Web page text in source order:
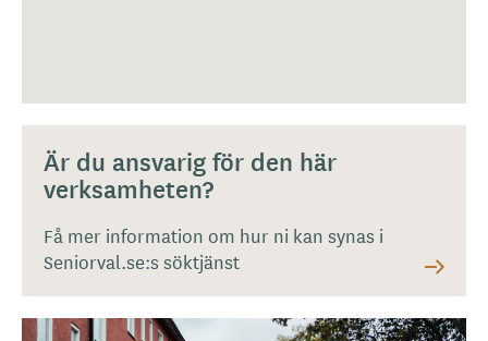
Är du ansvarig för den här
verksamheten?
Få mer information om hur ni kan synas i
Seniorval.se:s söktjänst